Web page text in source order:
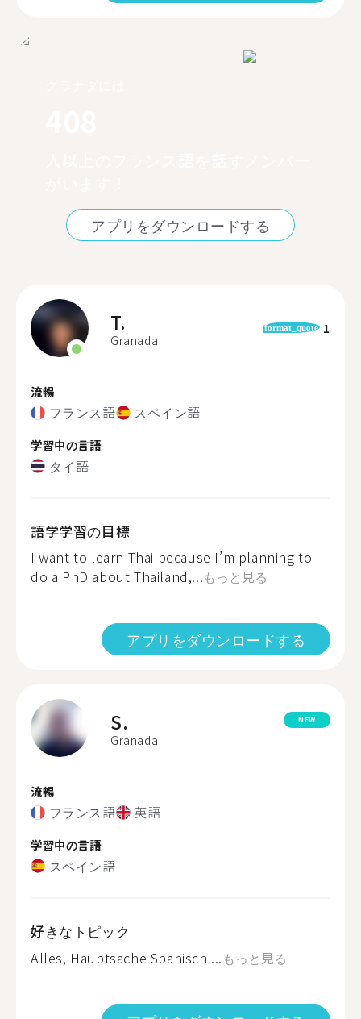
アプリをダウンロードする
T.
Granada
format_quote 1
流暢
フランス語 スペイン語
学習中の言語
タイ語
語学学習の目標
I want to learn Thai because I’m planning to
do a PhD about Thailand,...もっと見る
アプリをダウンロードする
S.
Granada
NEW
流暢
フランス語 英語
学習中の言語
スペイン語
好きなトピック
Alles, Hauptsache Spanisch ... もっと見る